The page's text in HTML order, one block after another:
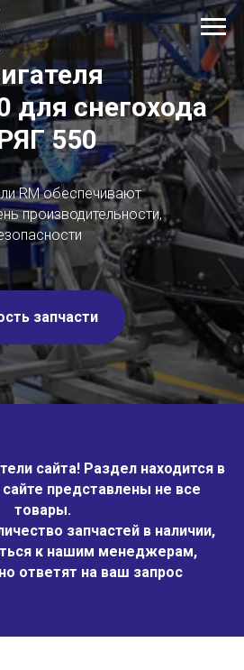
для снегохода
550
RM обеспечивают
производительности,
запчасти
сайта! Раздел находится в
представлены не все
товары.
запчастей в наличии,
к нашим менеджерам,
ответят на ваш запрос